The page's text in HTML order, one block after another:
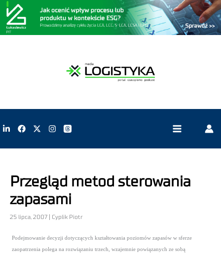
Przegląd metod sterowania
zapasami
25 lipca, 2007 | Cyplik Piotr
Podejmowanie decyzji dotyczących kształtowania poziomów zapasów w sferze
zaopatrzenia polega na rozwiązaniu trzech, wzajemnie powiązanych ze sobą